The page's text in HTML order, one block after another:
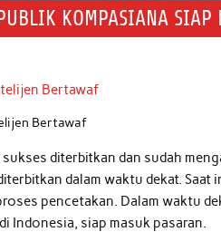
KOMPASIANA SIAP
Bertawaf
diterbitkan dan sudah
dalam waktu dekat. Saat
pencetakan. Dalam waktu
Indonesia, siap masuk pasaran.